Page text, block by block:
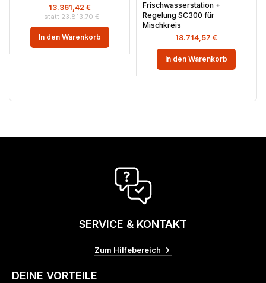
23.813,70 €
13.361,42 €
In den Warenkorb
Frischwasserstation +
Regelung SC300 für
Mischkreis
18.714,57 €
In den Warenkorb
SERVICE & KONTAKT
Zum Hilfebereich
DEINE VORTEILE